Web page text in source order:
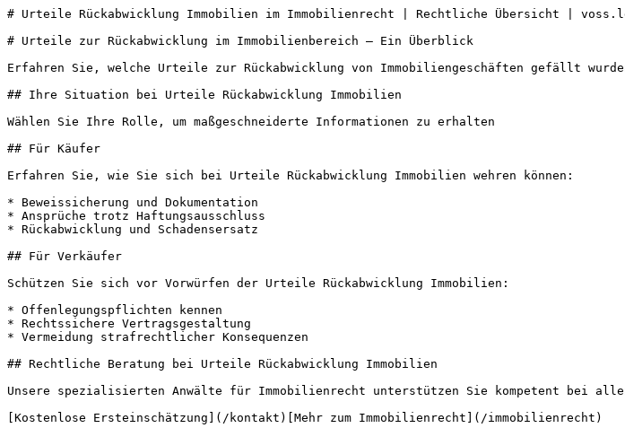
# Urteile Rückabwicklung Immobilien im Immobilienrecht | Rechtliche Übersicht |
# Urteile zur Rückabwicklung im Immobilienbereich – Ein Überblick
Erfahren Sie, welche Urteile zur Rückabwicklung von Immobiliengeschäften gefällt
## Ihre Situation bei Urteile Rückabwicklung Immobilien
Wählen Sie Ihre Rolle, um maßgeschneiderte Informationen zu erhalten
## Für Käufer
Erfahren Sie, wie Sie sich bei Urteile Rückabwicklung Immobilien wehren können:
* Beweissicherung und Dokumentation
* Ansprüche trotz Haftungsausschluss
* Rückabwicklung und Schadensersatz
## Für Verkäufer
Schützen Sie sich vor Vorwürfen der Urteile Rückabwicklung Immobilien:
* Offenlegungspflichten kennen
* Rechtssichere Vertragsgestaltung
* Vermeidung strafrechtlicher Konsequenzen
## Rechtliche Beratung bei Urteile Rückabwicklung Immobilien
Unsere spezialisierten Anwälte für Immobilienrecht unterstützen Sie kompetent bei
[Kostenlose Ersteinschätzung](/kontakt)[Mehr zum Immobilienrecht](/immobilienrecht)